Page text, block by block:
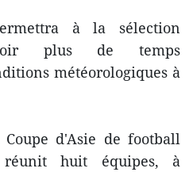
à la sélection
plus de temps
météorologiques à
d'Asie de football
huit équipes, à